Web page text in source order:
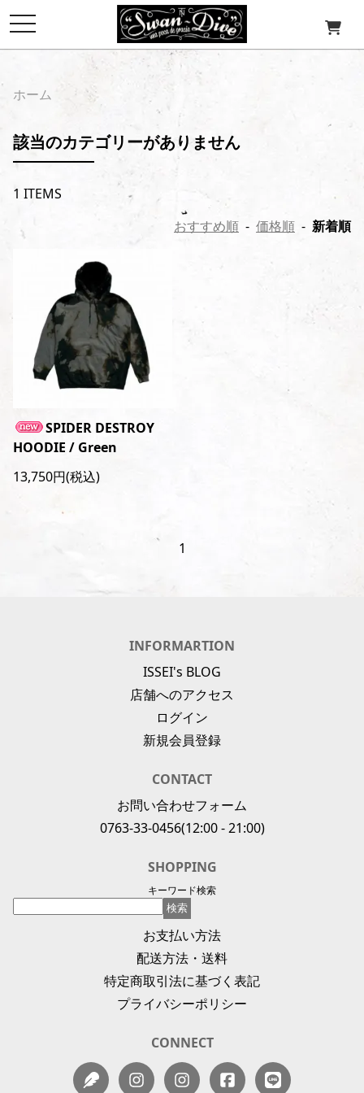
toggle
ホーム
該当のカテゴリーがありません
1 ITEMS
おすすめ順 - 価格順 - 新着順
SPIDER DESTROY
HOODIE / Green
13,750円(税込)
1
INFORMARTION
ISSEI's BLOG
店舗へのアクセス
ログイン
新規会員登録
CONTACT
お問い合わせフォーム
0763-33-0456(12:00 - 21:00)
SHOPPING
キーワード検索
お支払い方法
配送方法・送料
特定商取引法に基づく表記
プライバシーポリシー
CONNECT